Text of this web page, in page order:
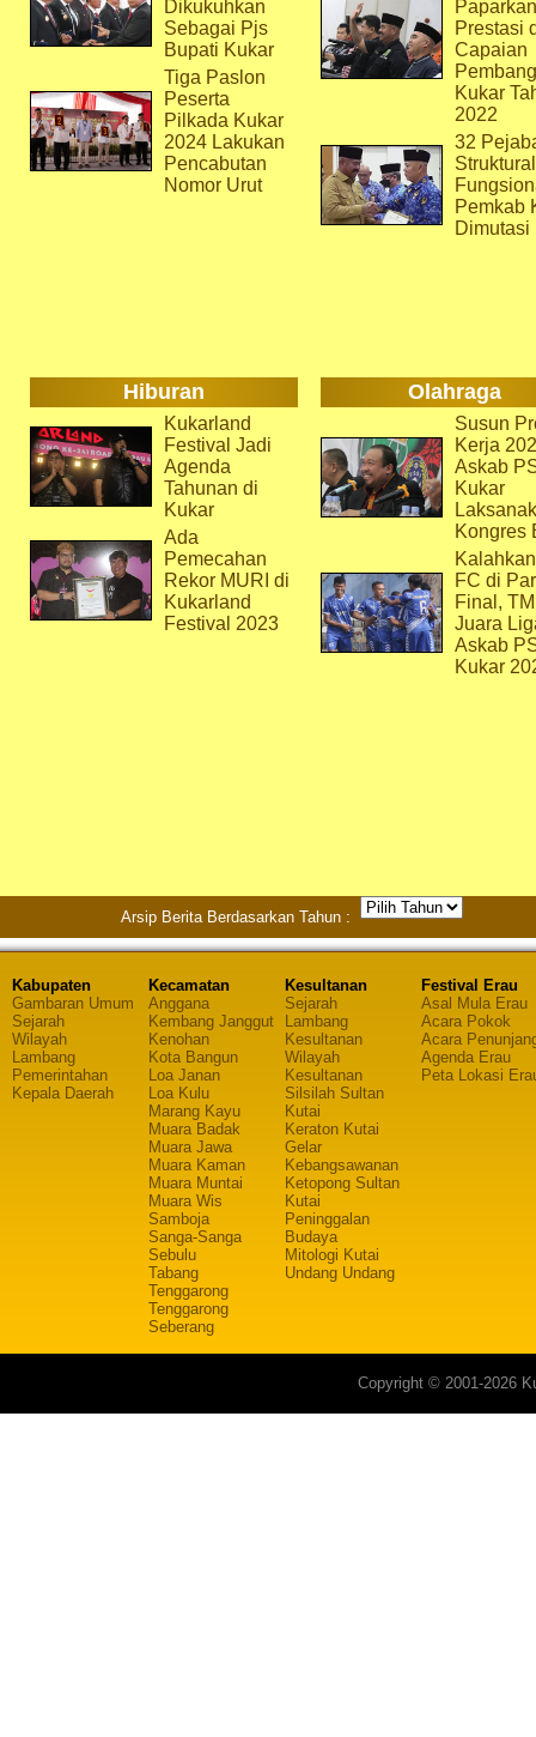
Dikukuhkan
Sebagai Pjs
Bupati Kukar
Tiga Paslon
Peserta
Pilkada Kukar
2024 Lakukan
Pencabutan
Nomor Urut
Paparkan
Prestasi
Capaian
Kukar
2022
32
Pemkab
Dimutasi
Hiburan Olahraga
Kukarland
Festival Jadi
Agenda
Tahunan di
Kukar
Ada
Pemecahan
Rekor MURI di
Kukarland
Festival 2023
Susun
Kerja
Askab
Kukar
Kongres
FC di
Final,
Juara
Askab
Kukar
Arsip Berita Berdasarkan Tahun :
Kabupaten
Gambaran Umum
Sejarah
Wilayah
Lambang
Pemerintahan
Kepala Daerah
Kecamatan
Anggana
Kembang Janggut
Kenohan
Kota Bangun
Loa Janan
Loa Kulu
Marang Kayu
Muara Badak
Muara Jawa
Muara Kaman
Muara Muntai
Muara Wis
Samboja
Sanga-Sanga
Sebulu
Tabang
Tenggarong
Tenggarong
Seberang
Kesultanan
Sejarah
Lambang
Kesultanan
Wilayah
Kesultanan
Silsilah Sultan
Kutai
Keraton Kutai
Gelar
Kebangsawanan
Ketopong Sultan
Kutai
Peninggalan
Budaya
Mitologi Kutai
Undang Undang
Festival Erau
Asal Mula Erau
Acara Pokok
Acara
Agenda Erau
Peta Lokasi
Copyright © 2001-2026